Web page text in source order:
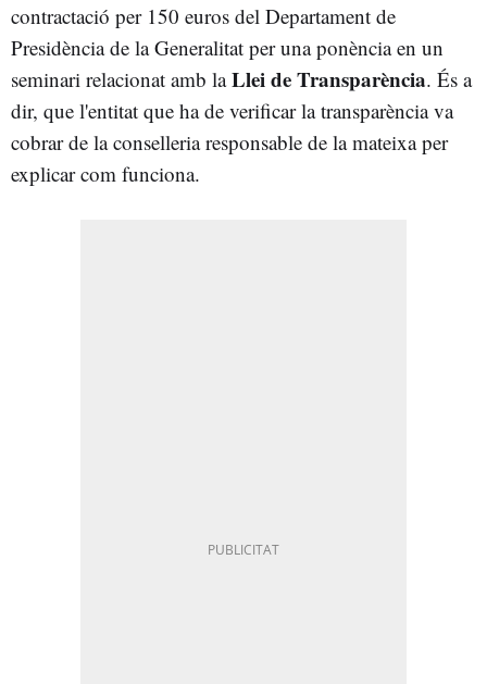
contractació per 150 euros del Departament de
Presidència de la Generalitat per una ponència en un
seminari relacionat amb laLlei de Transparència. És a
dir, que l'entitat que ha de verificar la transparència va
cobrar de la conselleria responsable de la mateixa per
explicar com funciona.